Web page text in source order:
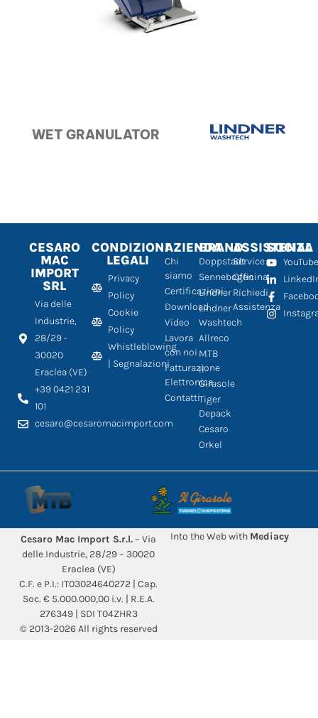
WET GRANULATOR
CESARO
MAC
IMPORT
SRL
Via delle
Industrie,
28/29 -
30020
Eraclea (VE)
+39 0421 231
101
cesaro@cesaromacimport.com
CONDIZIONI
LEGALI
Privacy
Policy
Cookie
Policy
Whistleblowing
| Segnalazioni
AZIENDA
Chi
siamo
Certificazioni
Download
Video
Lavora
con noi
Fatturazione
Elettronica
Contatti
BRAND
Doppstadt
Sennebogen
Lindner
Lindner
Washtech
Allreco
MTB
Il
Girasole
Tiger
Depack
Cesaro
Orkel
ASSISTENZA
Service
Officina
Richiedi
Assistenza
SOCIAL
Cesaro Mac Import S.r.l. – Via
delle Industrie, 28/29 – 30020
Eraclea (VE)
C.F. e P.I.: IT03024640272 | Cap.
Soc. € 5.000.000,00 i.v. | R.E.A.
276349 | SDI T04ZHR3
© 2013-2026 All rights reserved
Into the Web with Mediacy